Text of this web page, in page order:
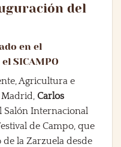
del
en el
SICAMPO
Agricultura e
Carlos
Salón Internacional
de Campo, que
la Zarzuela desde